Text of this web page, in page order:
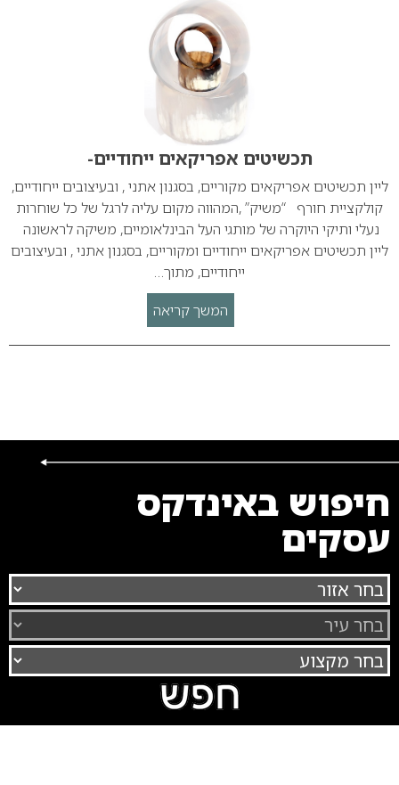
תכשיטים אפריקאים ייחודיים-
ליין תכשיטים אפריקאים מקוריים, בסגנון אתני , ובעיצובים ייחודיים,
קולקציית חורף “משיק” ,המהווה מקום עליה לרגל של כל שוחרות
נעלי ותיקי היוקרה של מותגי העל הבינלאומיים, משיקה לראשונה
ליין תכשיטים אפריקאים ייחודיים ומקוריים, בסגנון אתני , ובעיצובים
ייחודיים, מתוך…
המשך קריאה
חיפוש באינדקס
עסקים